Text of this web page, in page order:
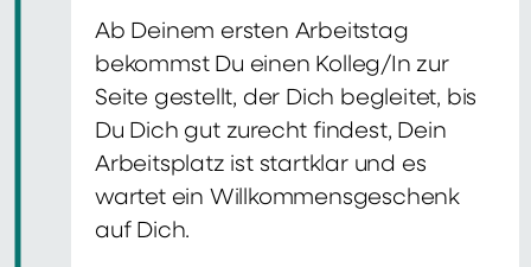
Ab Deinem ersten Arbeitstag
bekommst Du einen Kolleg/In zur
Seite gestellt, der Dich begleitet, bis
Du Dich gut zurecht findest, Dein
Arbeitsplatz ist startklar und es
wartet ein Willkommensgeschenk
auf Dich.